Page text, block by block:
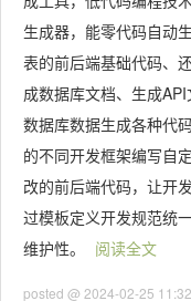
生成器，能零代码自动
表的前后端基础代码、
成数据库文档、生成
数据库数据生成各种代
的不同开发框架编写自
改的前后端代码，让开
过模板定义开发规范统
维护性。
阅读全文
posted @ 2024-02-25